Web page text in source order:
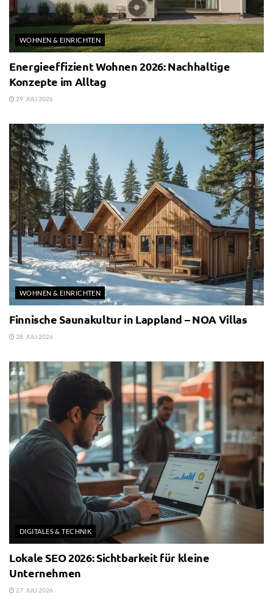
WOHNEN & EINRICHTEN
Energieeffizient Wohnen 2026: Nachhaltige
Konzepte im Alltag
29. JULI 2026
WOHNEN & EINRICHTEN
Finnische Saunakultur in Lappland – NOA Villas
28. JULI 2026
DIGITALES & TECHNIK
Lokale SEO 2026: Sichtbarkeit für kleine
Unternehmen
27. JULI 2026